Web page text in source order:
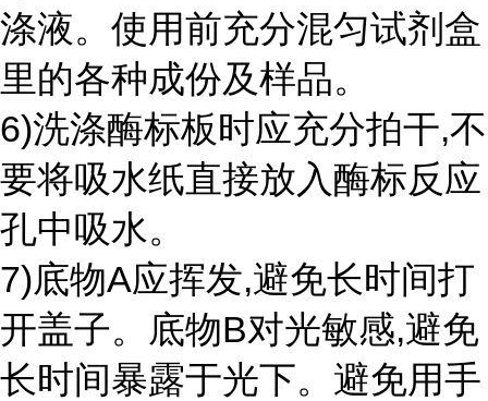
涤液。使用前充分混匀试剂盒
里的各种成份及样品。
6)洗涤酶标板时应充分拍干,不
要将吸水纸直接放入酶标反应
孔中吸水。
7)底物A应挥发,避免长时间打
开盖子。底物B对光敏感,避免
长时间暴露于光下。避免用手